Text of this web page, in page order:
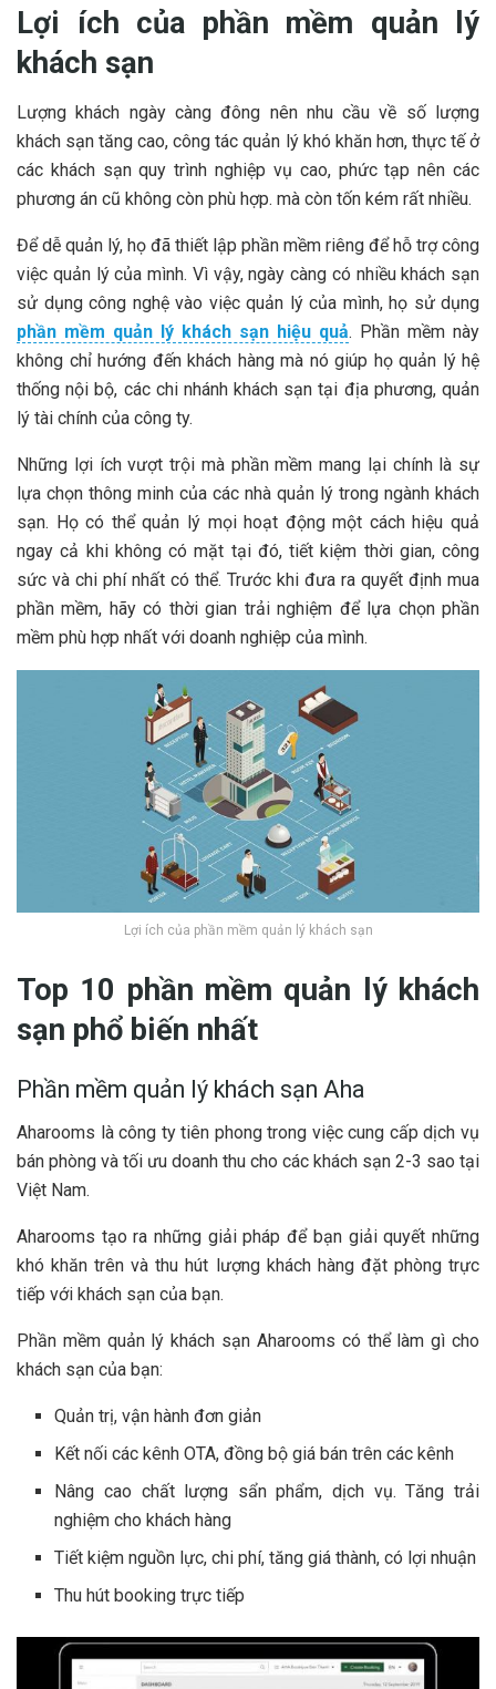
Lợi ích của phần mềm quản lý
khách sạn
Lượng khách ngày càng đông nên nhu cầu về số lượng
khách sạn tăng cao, công tác quản lý khó khăn hơn, thực tế ở
các khách sạn quy trình nghiệp vụ cao, phức tạp nên các
phương án cũ không còn phù hợp. mà còn tốn kém rất nhiều.
Để dễ quản lý, họ đã thiết lập phần mềm riêng để hỗ trợ công
việc quản lý của mình. Vì vậy, ngày càng có nhiều khách sạn
sử dụng công nghệ vào việc quản lý của mình, họ sử dụng
phần mềm quản lý khách sạn hiệu quả. Phần mềm này
không chỉ hướng đến khách hàng mà nó giúp họ quản lý hệ
thống nội bộ, các chi nhánh khách sạn tại địa phương, quản
lý tài chính của công ty.
Những lợi ích vượt trội mà phần mềm mang lại chính là sự
lựa chọn thông minh của các nhà quản lý trong ngành khách
sạn. Họ có thể quản lý mọi hoạt động một cách hiệu quả
ngay cả khi không có mặt tại đó, tiết kiệm thời gian, công
sức và chi phí nhất có thể. Trước khi đưa ra quyết định mua
phần mềm, hãy có thời gian trải nghiệm để lựa chọn phần
mềm phù hợp nhất với doanh nghiệp của mình.
Lợi ích của phần mềm quản lý khách sạn
Top 10 phần mềm quản lý khách
sạn phổ biến nhất
Phần mềm quản lý khách sạn Aha
Aharooms là công ty tiên phong trong việc cung cấp dịch vụ
bán phòng và tối ưu doanh thu cho các khách sạn 2-3 sao tại
Việt Nam.
Aharooms tạo ra những giải pháp để bạn giải quyết những
khó khăn trên và thu hút lượng khách hàng đặt phòng trực
tiếp với khách sạn của bạn.
Phần mềm quản lý khách sạn Aharooms có thể làm gì cho
khách sạn của bạn:
Quản trị, vận hành đơn giản
Kết nối các kênh OTA, đồng bộ giá bán trên các kênh
Nâng cao chất lượng sẩn phẩm, dịch vụ. Tăng trải
nghiệm cho khách hàng
Tiết kiệm nguồn lực, chi phí, tăng giá thành, có lợi nhuận
Thu hút booking trực tiếp